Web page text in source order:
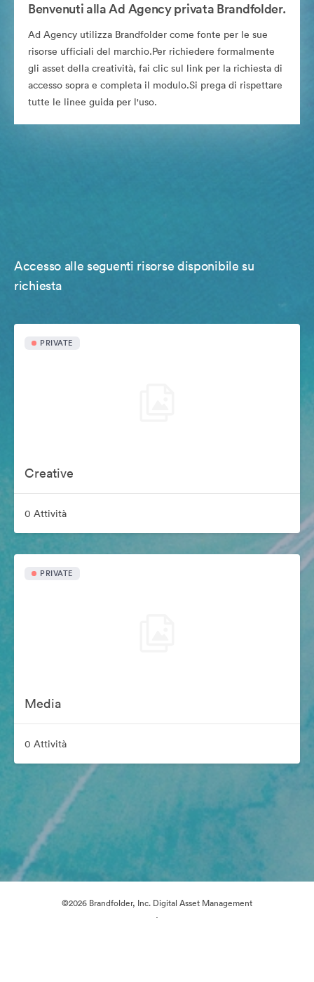
Benvenuti alla Ad Agency privata Brandfolder.
Ad Agency utilizza Brandfolder come fonte per le sue
risorse ufficiali del marchio.Per richiedere formalmente
gli asset della creatività, fai clic sul link per la richiesta di
accesso sopra e completa il modulo.Si prega di rispettare
tutte le linee guida per l'uso.
Accesso alle seguenti risorse disponibile su
richiesta
PRIVATE
Creative
0 Attività
PRIVATE
Media
0 Attività
©2026 Brandfolder, Inc. Digital Asset Management
·